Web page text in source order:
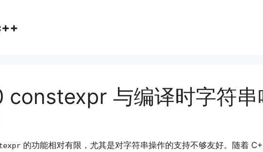
与编译时字符串
的功能相对有限，尤其是对字符串操作的支持不够友好。随着